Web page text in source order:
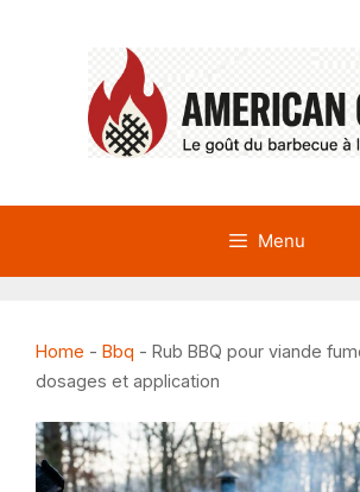
Menu
Home - Bbq - Rub BBQ pour viande
dosages et application